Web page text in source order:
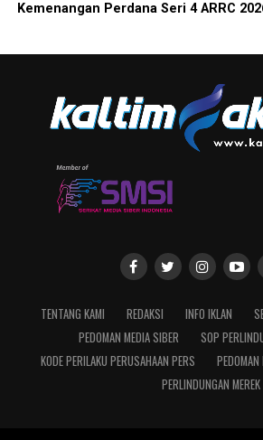
Kemenangan Perdana Seri 4 ARRC
TENTANG KAMI REDAKSI INFO IKLAN
PEDOMAN MEDIA SIBER
SOP
KODE PERILAKU PERUSAHAAN PERS
PERLINDUNGAN MEREK